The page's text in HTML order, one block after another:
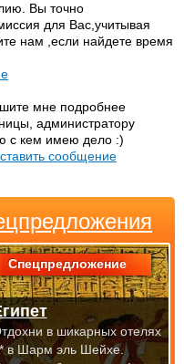
Вы точно
для Вас,учитывая
нам ,если найдете время
мне подробнее
администратору
с кем имею дело :)
сообщение
Спецпредложение
в шикарных отелях
в Шарм эль Шейхе.